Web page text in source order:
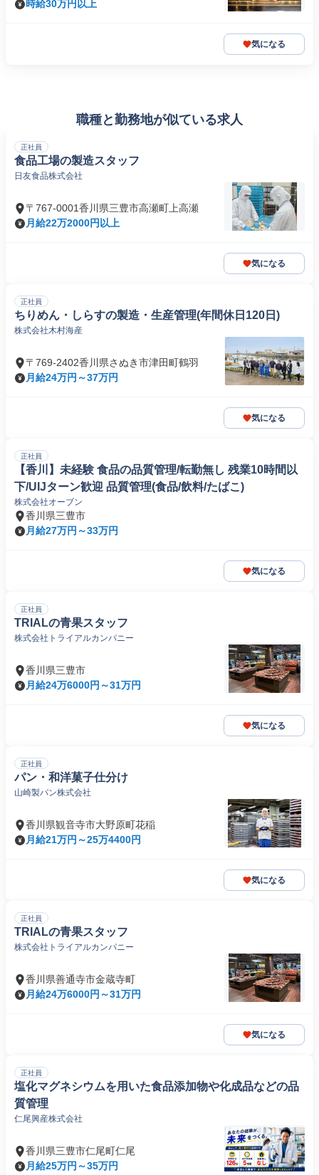
時給30万円以上
気になる
職種と勤務地が似ている求人
正社員
食品工場の製造スタッフ
日友食品株式会社
〒767-0001香川県三豊市高瀬町上高瀬
月給22万2000円以上
気になる
正社員
ちりめん・しらすの製造・生産管理(年間休日120日)
株式会社木村海産
〒769-2402香川県さぬき市津田町鶴羽
月給24万円～37万円
気になる
正社員
【香川】未経験 食品の品質管理/転勤無し 残業10時間以
下/UIJターン歓迎 品質管理(食品/飲料/たばこ)
株式会社オーブン
香川県三豊市
月給27万円～33万円
気になる
正社員
TRIALの青果スタッフ
株式会社トライアルカンパニー
香川県三豊市
月給24万6000円～31万円
気になる
正社員
パン・和洋菓子仕分け
山崎製パン株式会社
香川県観音寺市大野原町花稲
月給21万円～25万4400円
気になる
正社員
TRIALの青果スタッフ
株式会社トライアルカンパニー
香川県善通寺市金蔵寺町
月給24万6000円～31万円
気になる
正社員
塩化マグネシウムを用いた食品添加物や化成品などの品
質管理
仁尾興産株式会社
香川県三豊市仁尾町仁尾
月給25万円～35万円